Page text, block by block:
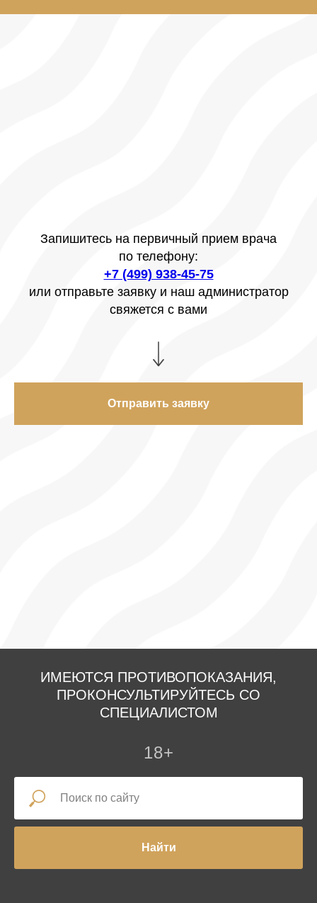
Запишитесь на первичный прием врача
по телефону:
+7 (499) 938-45-75
или отправьте заявку и наш администратор
свяжется с вами
Отправить заявку
ИМЕЮТСЯ ПРОТИВОПОКАЗАНИЯ,
ПРОКОНСУЛЬТИРУЙТЕСЬ СО
СПЕЦИАЛИСТОМ
18+
Найти